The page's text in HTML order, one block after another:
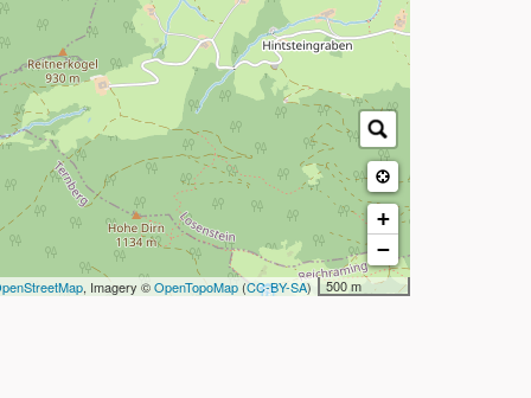
+
−
500 m
, Imagery ©OpenTopoMap (CC-BY-SA)